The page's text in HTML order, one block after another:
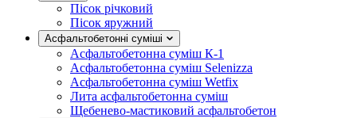
Пісок річковий
Пісок яружний
Асфальтобетонні суміші
Асфальтобетонна суміш К-1
Асфальтобетонна суміш Selenizza
Асфальтобетонна суміш Wetfix
Лита асфальтобетонна суміш
Щебенево-мастиковий асфальтобетон